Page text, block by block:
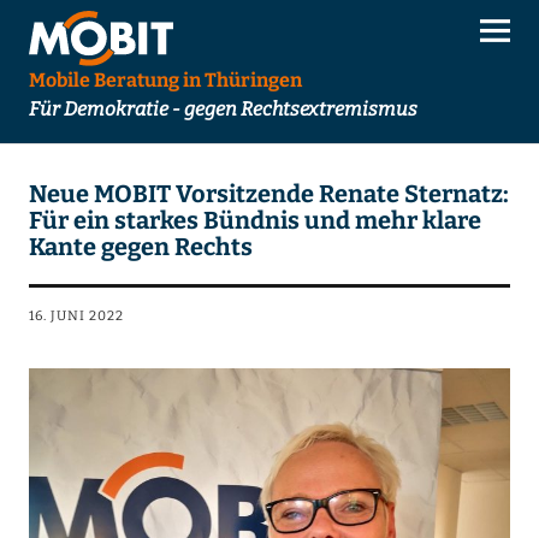
Mobile Beratung in Thüringen
Für Demokratie - gegen Rechtsextremismus
Neue MOBIT Vorsitzende Renate Sternatz:
Für ein starkes Bündnis und mehr klare
Kante gegen Rechts
16. JUNI 2022